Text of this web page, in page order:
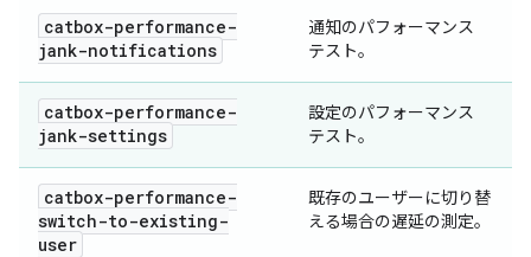
catbox-performance-
jank-notifications
通知のパフォーマンス
テスト。
catbox-performance-
jank-settings
設定のパフォーマンス
テスト。
catbox-performance-
switch-to-existing-
user
既存のユーザーに切り替
える場合の遅延の測定。